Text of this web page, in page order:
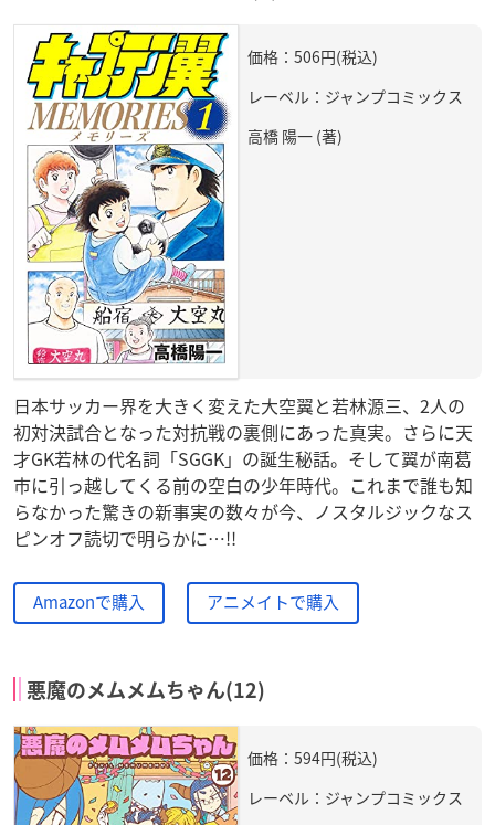
価格：506円(税込)
レーベル：ジャンプコミックス
高橋 陽一 (著)
日本サッカー界を大きく変えた大空翼と若林源三、2人の
初対決試合となった対抗戦の裏側にあった真実。さらに天
才GK若林の代名詞「SGGK」の誕生秘話。そして翼が南葛
市に引っ越してくる前の空白の少年時代。これまで誰も知
らなかった驚きの新事実の数々が今、ノスタルジックなス
ピンオフ読切で明らかに…!!
Amazonで購入 アニメイトで購入
悪魔のメムメムちゃん(12)
価格：594円(税込)
レーベル：ジャンプコミックス